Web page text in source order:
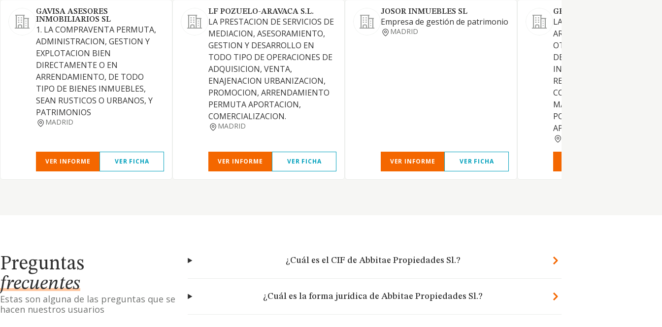
GAVISA ASESORES
INMOBILIARIOS SL
1. LA COMPRAVENTA PERMUTA,
ADMINISTRACION, GESTION Y
EXPLOTACION BIEN
DIRECTAMENTE O EN
ARRENDAMIENTO, DE TODO
TIPO DE BIENES INMUEBLES,
SEAN RUSTICOS O URBANOS, Y
PATRIMONIOS
MADRID
VER INFORME VER FICHA
LF POZUELO-ARAVACA S.L.
LA PRESTACION DE SERVICIOS DE
MEDIACION, ASESORAMIENTO,
GESTION Y DESARROLLO EN
TODO TIPO DE OPERACIONES DE
ADQUISICION, VENTA,
ENAJENACION URBANIZACION,
PROMOCION, ARRENDAMIENTO
PERMUTA APORTACION,
COMERCIALIZACION.
MADRID
VER INFORME VER FICHA
JOSOR INMUEBLES SL
Empresa de gestión de patrimonio
MADRID
VER INFORME VER FICHA
GESTINBOR MADRID SL
LA COMPRA VENTA,
ARRENDAMIENTO Y
OTRA FORMA DE
DE TODA CLASE DE BIENES
INMUEBLES. LA
REPRESENTACION,
COMERCIALIZACION, VENTA,
MANTENIMIENTO Y
POSTVENTA DE EQUIPOS,
APARATOS Y C
Preguntas
frecuentes
Estas son alguna de las preguntas que se
hacen nuestros usuarios
¿Cuál es el CIF de Abbitae Propiedades Sl.?
¿Cuál es la forma jurídica de Abbitae Propiedades Sl.?